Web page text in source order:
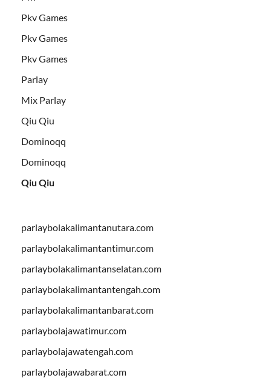
Pkv Games
Pkv Games
Pkv Games
Parlay
Mix Parlay
Qiu Qiu
Dominoqq
Dominoqq
Qiu Qiu
parlaybolakalimantanutara.com
parlaybolakalimantantimur.com
parlaybolakalimantanselatan.com
parlaybolakalimantantengah.com
parlaybolakalimantanbarat.com
parlaybolajawatimur.com
parlaybolajawatengah.com
parlaybolajawabarat.com